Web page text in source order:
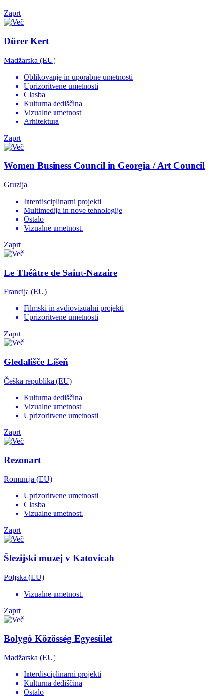
Zaprt
Dürer Kert
Madžarska (EU)
Oblikovanje in uporabne umetnosti
Uprizoritvene umetnosti
Glasba
Kulturna dediščina
Vizualne umetnosti
Arhitektura
Zaprt
Women Business Council in Georgia / Art Council
Gruzija
Interdisciplinarni projekti
Multimedija in nove tehnologije
Ostalo
Vizualne umetnosti
Zaprt
Le Théâtre de Saint-Nazaire
Francija (EU)
Filmski in avdiovizualni projekti
Uprizoritvene umetnosti
Zaprt
Gledališče Líšeň
Češka republika (EU)
Kulturna dediščina
Vizualne umetnosti
Uprizoritvene umetnosti
Zaprt
Rezonart
Romunija (EU)
Uprizoritvene umetnosti
Glasba
Vizualne umetnosti
Zaprt
Šlezijski muzej v Katovicah
Poljska (EU)
Vizualne umetnosti
Zaprt
Bolygó Közösség Egyesület
Madžarska (EU)
Interdisciplinarni projekti
Kulturna dediščina
Ostalo